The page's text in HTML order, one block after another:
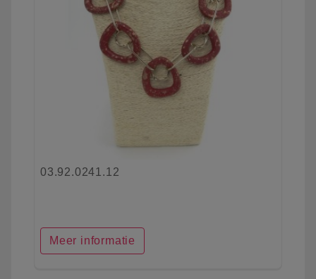
03.92.0241.12
Meer informatie